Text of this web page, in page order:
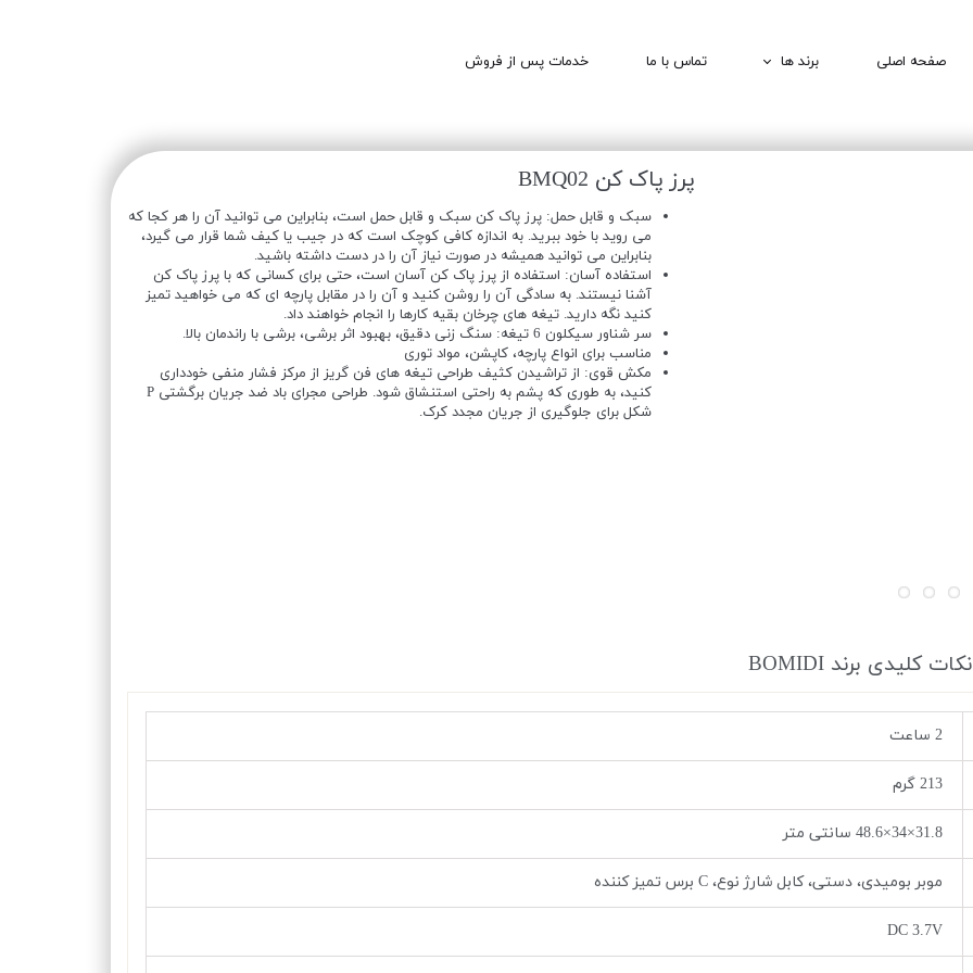
صفحه اصلی برند ها
QCY | کیو سی وای
تماس با ما خدمات پس از فروش
پرز پاک کن BMQ02
سبک و قابل حمل: پرز پاک کن سبک و قابل حمل است، بنابراین می توانید آن را هر کجا که
می روید با خود ببرید. به اندازه کافی کوچک است که در جیب یا کیف شما قرار می گیرد،
بنابراین می توانید همیشه در صورت نیاز آن را در دست داشته باشید.
استفاده آسان: استفاده از پرز پاک کن آسان است، حتی برای کسانی که با پرز پاک کن
آشنا نیستند. به سادگی آن را روشن کنید و آن را در مقابل پارچه ای که می خواهید تمیز
کنید نگه دارید. تیغه های چرخان بقیه کارها را انجام خواهند داد.
سر شناور سیکلون 6 تیغه: سنگ زنی دقیق، بهبود اثر برشی، برشی با راندمان بالا.
مناسب برای انواع پارچه، کاپشن، مواد توری
مکش قوی: از تراشیدن کثیف طراحی تیغه های فن گریز از مرکز فشار منفی خودداری
کنید، به طوری که پشم به راحتی استنشاق شود. طراحی مجرای باد ضد جریان برگشتی P
شکل برای جلوگیری از جریان مجدد کرک.
نکات کلیدی برند BOMIDI
2 ساعت
213 گرم
31.8×34×48.6 سانتی متر
موبر بومیدی، دستی، کابل شارژ نوع، C برس تمیز کننده
DC 3.7V